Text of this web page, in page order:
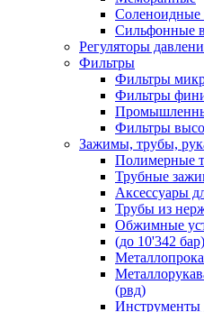
Соленоидные
Сильфонные
Регуляторы
Фильтры
Фильтры
Фильтры
Фильтры
Зажимы, трубы,
Полимерные
Трубные
Аксессуары
Трубы из
Обжимные
(до 10'342 бар)
(рвд)
Инструменты